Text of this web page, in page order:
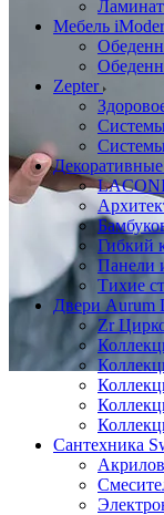
Ламинат
Мебель
Zepter
Гибкий
Панели
Тихие
Двери Aurum
Zr
Сантехника